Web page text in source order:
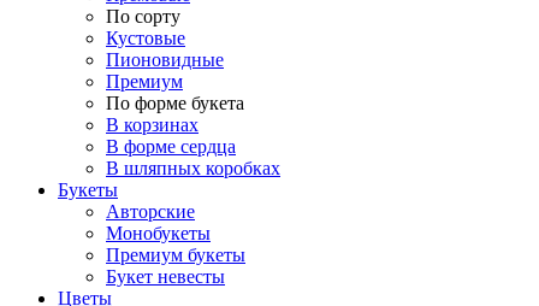
По сорту
Кустовые
Пионовидные
Премиум
По форме букета
В корзинах
В форме сердца
В шляпных коробках
Букеты
Авторские
Монобукеты
Премиум букеты
Букет невесты
Цветы